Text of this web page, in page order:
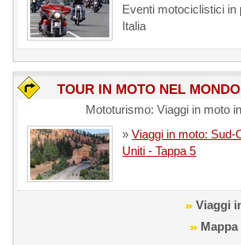
Eventi motociclistici in
Italia
TOUR IN MOTO NEL MONDO
Mototurismo: Viaggi in moto
»Viaggi in moto: Sud-
Uniti - Tappa 5
Viaggi